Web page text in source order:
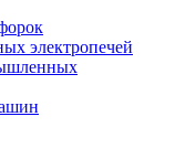
электропечей